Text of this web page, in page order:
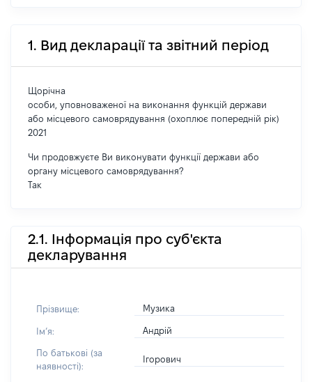
1. Вид декларації та звітний період
Щорічна
особи, уповноваженої на виконання функцій держави
або місцевого самоврядування (охоплює попередній рік)
2021
Чи продовжуєте Ви виконувати функції держави або
органу місцевого самоврядування?
Так
2.1. Інформація про суб'єкта
декларування
Прізвище: Музика
Імʼя: Андрій
По батькові (за
наявності):
Ігорович